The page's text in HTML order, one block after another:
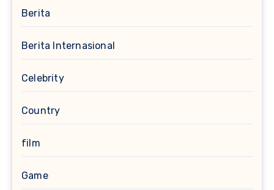
Berita
Berita Internasional
Celebrity
Country
film
Game